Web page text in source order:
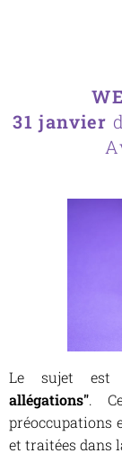
31 janvier
Le sujet est
allégations".
préoccupations
et traitées dans